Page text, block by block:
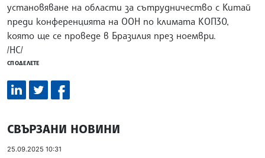
установяване на области за сътрудничество с Китай
преди конференцията на ООН по климата КОП30,
която ще се проведе в Бразилия през ноември.
/НС/
СПОДЕЛЕТЕ
СВЪРЗАНИ НОВИНИ
25.09.2025 10:31